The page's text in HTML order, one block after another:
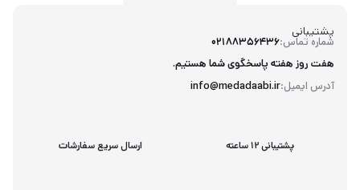
پشتیبانی
شماره تماس:02188356436
آدرس ایمیل:info@medadaabi.ir
هفت روز هفته پاسخگوی شما هستیم.
پشتیبانی 12 ساعته ارسال سریع سفارشات